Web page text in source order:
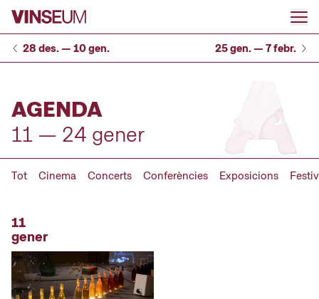
Anar al contingut
28 des. — 10 gen. 25 gen. — 7 febr.
AGENDA
11 — 24 gener
Tot Cinema Concerts Conferències Exposicions
11
gener